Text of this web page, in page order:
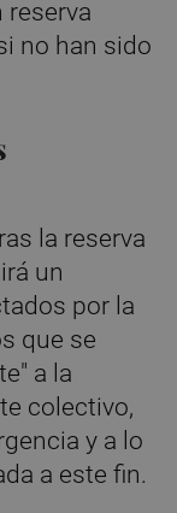
no han sido
la reserva
un
por la
que se
a la
colectivo,
y a lo
a este fin.